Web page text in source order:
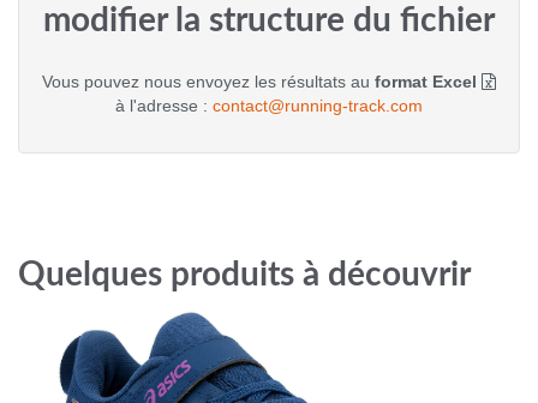
modifier la structure du fichier
Vous pouvez nous envoyez les résultats au format Excel
à l'adresse : contact@running-track.com
Quelques produits à découvrir